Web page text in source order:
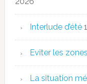
Interlude d’été
Eviter les
La situation